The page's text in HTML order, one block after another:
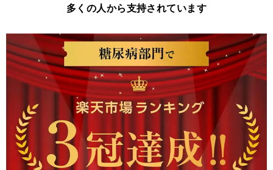
多くの人から支持されています